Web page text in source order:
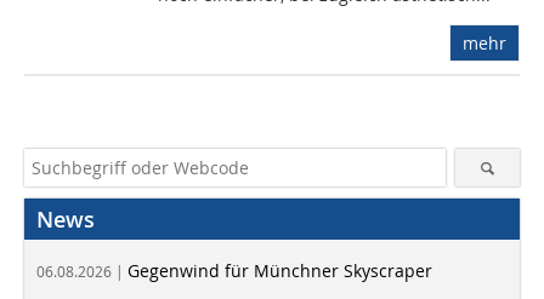
mehr
News
06.08.2026 | Gegenwind für Münchner Skyscraper